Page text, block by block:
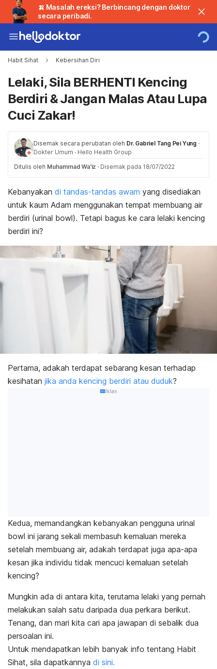
🍌 Masalah ereksi? Berbincang dengan doktor
secara peribadi.
Habit Sihat Kebersihan Diri
Lelaki, Sila BERHENTI Kencing
Berdiri & Jangan Malas Atau Lupa
Cuci Zakar!
Disemak secara perubatan oleh Dr. Gabriel Tang Pei Yung ·
Dokter Umum · Hello Health Group
Ditulis oleh Muhammad Wa'iz · Disemak pada 18/07/2022
Kebanyakan di tandas-tandas awam yang disediakan
untuk kaum Adam menggunakan tempat membuang air
berdiri (urinal bowl). Tetapi bagus ke cara lelaki kencing
berdiri ini?
Pertama, adakah terdapat sebarang kesan terhadap
kesihatan jika anda kencing berdiri atau duduk?
Iklan
Kedua, memandangkan kebanyakan pengguna urinal
bowl ini jarang sekali membasuh kemaluan mereka
setelah membuang air, adakah terdapat juga apa-apa
kesan jika individu tidak mencuci kemaluan setelah
kencing?
Mungkin ada di antara kita, terutama lelaki yang pernah
melakukan salah satu daripada dua perkara berikut.
Tenang, dan mari kita cari apa jawapan di sebalik dua
persoalan ini.
Untuk mendapatkan lebih banyak info tentang Habit
Sihat, sila dapatkannya di sini.